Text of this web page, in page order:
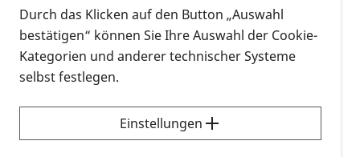
Wir sind für Sie da! Die nächsten Schritte
Die Diagnose LHON stellt das Leben auf den Kopf.
Bei PRO RETINA sind Sie damit niemals allein.
Betroffene, Angehörige und Interessierte finden bei
uns ein breit gefächertes Beratungs- und
Informationsangebot, das ihnen helfen kann, die
Durch das Klicken auf den Button „Auswahl
bestätigen“ können Sie Ihre Auswahl der Cookie-
Kategorien und anderer technischer Systeme
selbst festlegen.
Einstellungen